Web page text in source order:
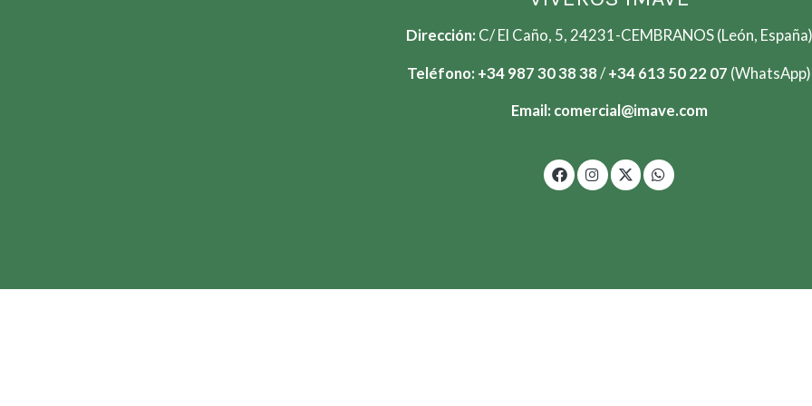
Dirección: C/ El Caño, 5, 24231-CEMBRANOS (León, España)
Teléfono: +34 987 30 38 38/+34613 50 22 07 (WhatsApp)
Email: comercial@imave.com